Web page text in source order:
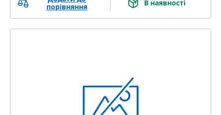
порівняння
В наявності